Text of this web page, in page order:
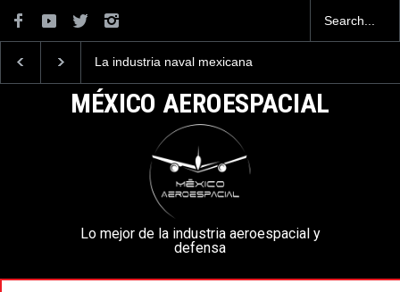
La industria naval mexicana
la Armada de México
mexicanos cuesta 2.9
millones de dólares
MÉXICO AEROESPACIAL
Lo mejor de la industria aeroespacial y
defensa